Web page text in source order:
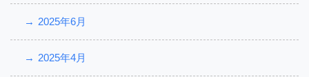
2025年6月
2025年4月